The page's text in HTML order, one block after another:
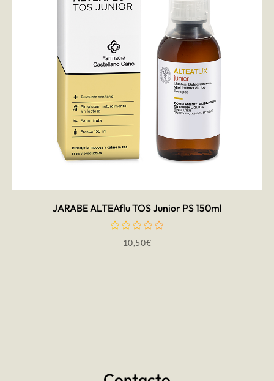
AÑADIR AL CARRITO
JARABE ALTEAflu TOS Junior PS 150ml
10,50€